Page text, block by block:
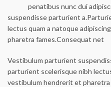
penatibus nunc dui
suspendisse parturient
lectus quam a natoque
pharetra fames.Consequat net
Vestibulum parturient
parturient scelerisque nibh
vestibulum hendrerit et